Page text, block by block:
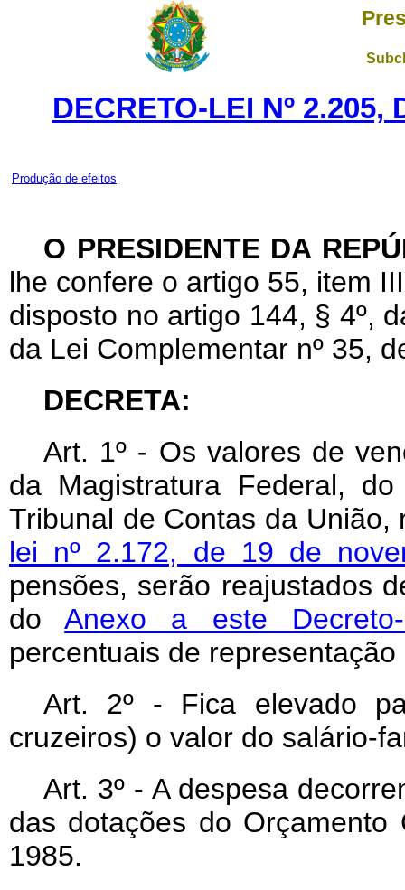
DECRETO-LEI Nº 2.205,
Produção de efeitos
O PRESIDENTE DA
lhe confere o artigo 55, item
disposto no artigo 144, § 4º,
da Lei Complementar nº 35,
DECRETA:
Art. 1º - Os valores de
da Magistratura Federal,
Tribunal de Contas da
lei nº 2.172, de 19 de
pensões, serão reajustados
doAnexo a este
percentuais de
Art. 2º - Fica elevado
cruzeiros) o valor do salário-
Art. 3º - A despesa
das dotações do
1985.